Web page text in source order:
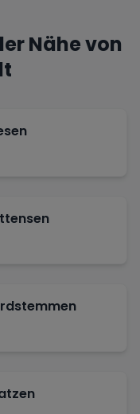
Nähe von